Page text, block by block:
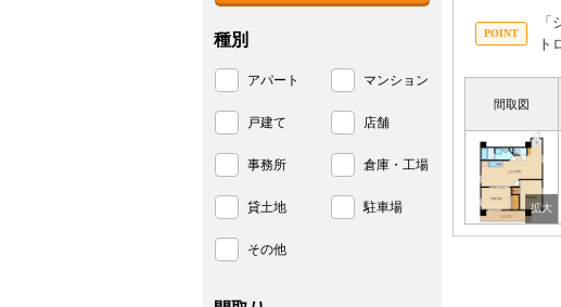
ト
間取図
種別
アパート マンション
戸建て 店舗
事務所 倉庫・工場
貸土地 駐車場
その他